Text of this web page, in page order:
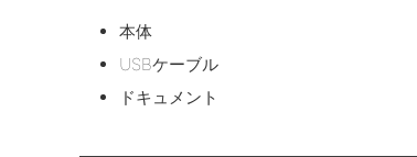
本体
USBケーブル
ドキュメント